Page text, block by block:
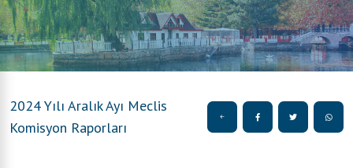
2024 Yılı Aralık Ayı Meclis
Komisyon Raporları